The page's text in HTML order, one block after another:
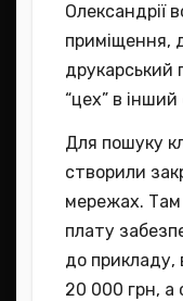
Олександрії
приміщення,
друкарський
“цех” в інший
Для пошуку
створили
мережах. Там
плату
до прикладу,
20 000 грн, а